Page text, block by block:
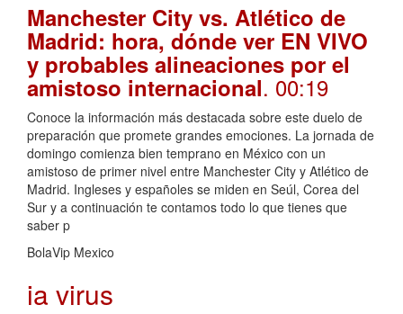
Manchester City vs. Atlético de
Madrid: hora, dónde ver EN VIVO
y probables alineaciones por el
amistoso internacional. 00:19
Conoce la información más destacada sobre este duelo de
preparación que promete grandes emociones. La jornada de
domingo comienza bien temprano en México con un
amistoso de primer nivel entre Manchester City y Atlético de
Madrid. Ingleses y españoles se miden en Seúl, Corea del
Sur y a continuación te contamos todo lo que tienes que
saber p
BolaVip Mexico
ia virus